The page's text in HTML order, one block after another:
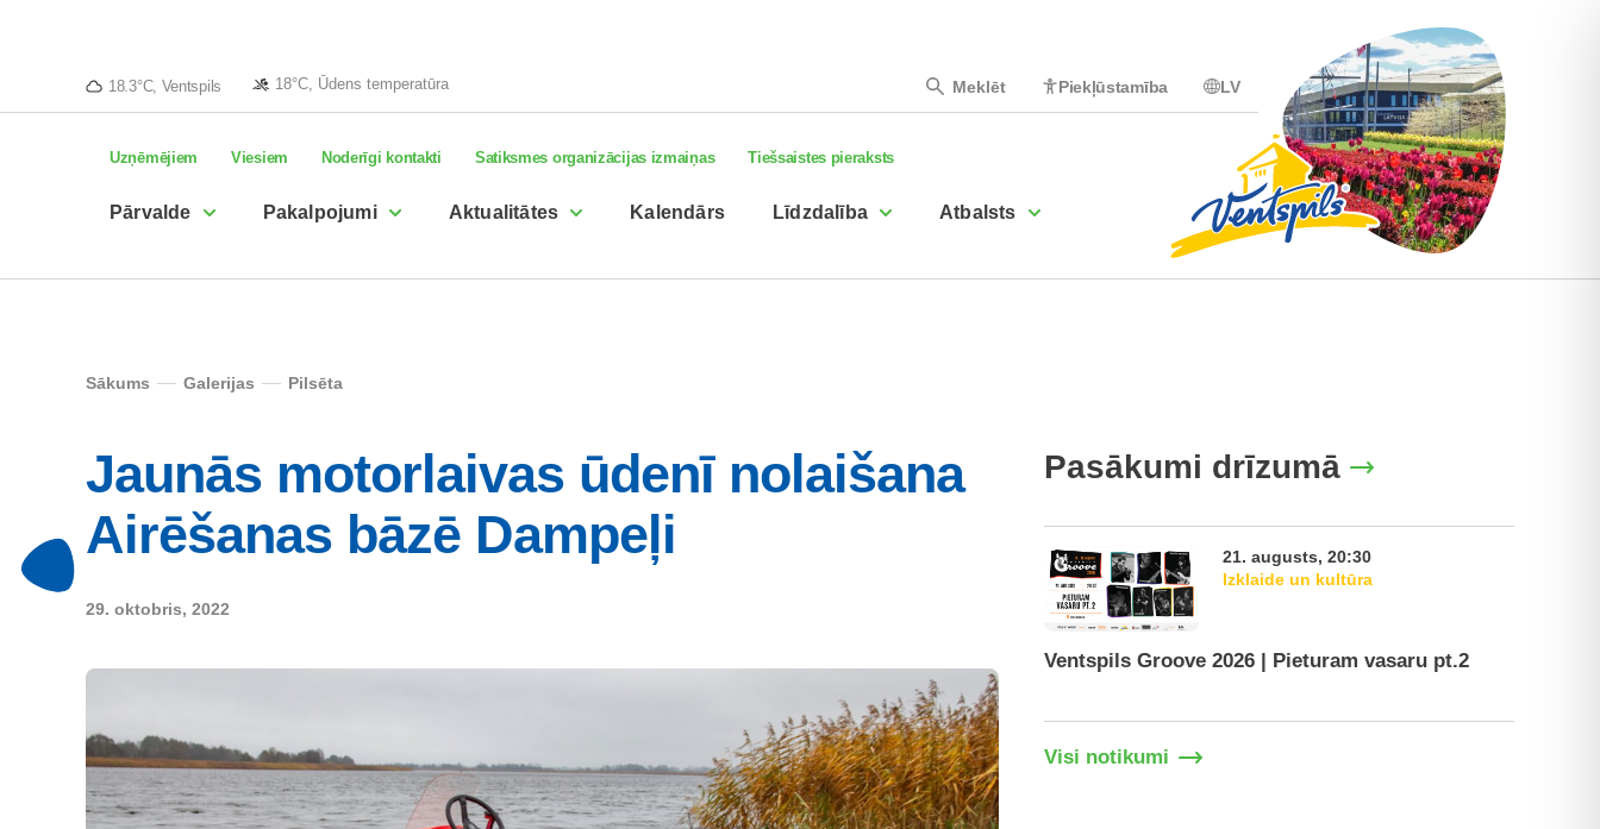
18.3°C, Ventspils 18°C, Ūdens temperatūra Meklēt Piekļūstamība LV
Uzņēmējiem Viesiem Noderīgi kontakti Satiksmes organizācijas izmaiņas Tiešsaistes pieraksts
Pārvalde Pakalpojumi Aktualitātes Kalendārs Līdzdalība Atbalsts
Sākums Galerijas Pilsēta
Jaunās motorlaivas ūdenī nolaišana
Airēšanas bāzē Dampeļi
29. oktobris, 2022
Pasākumi drīzumā
21. augusts, 20:30
Izklaide un kultūra
Ventspils Groove 2026 | Pieturam vasaru pt.2
Visi notikumi